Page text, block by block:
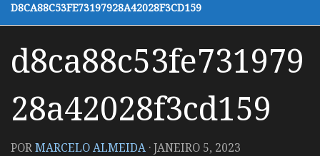
D8CA88C53FE73197928A42028F3CD159
d8ca88c53fe731979
28a42028f3cd159
PORMARCELO ALMEIDA ·JANEIRO 5, 2023